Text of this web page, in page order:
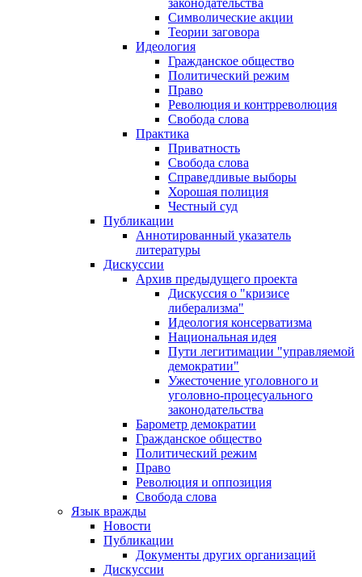
законодательства
Символические акции
Теории заговора
Идеология
Гражданское общество
Политический режим
Право
Революция и контрреволюция
Свобода слова
Практика
Приватность
Свобода слова
Справедливые выборы
Хорошая полиция
Честный суд
Публикации
Аннотированный указатель
литературы
Дискуссии
Архив предыдущего проекта
Дискуссия о "кризисе
либерализма"
Идеология консерватизма
Национальная идея
Пути легитимации "управляемой
демократии"
Ужесточение уголовного и
уголовно-процесуального
законодательства
Барометр демократии
Гражданское общество
Политический режим
Право
Революция и оппозиция
Свобода слова
Язык вражды
Новости
Публикации
Документы других организаций
Дискуссии